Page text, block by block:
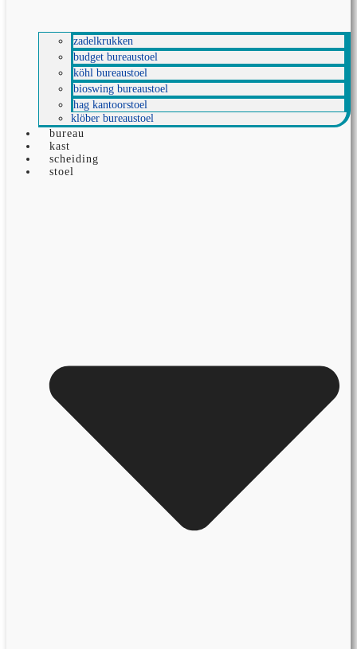
zadelkrukken
budget bureaustoel
köhl bureaustoel
bioswing bureaustoel
hag kantoorstoel
klöber bureaustoel
bureau
kast
scheiding
stoel